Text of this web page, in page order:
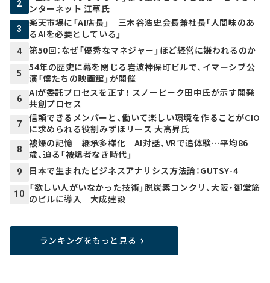
2
ンターネット 江草氏
3
楽天市場に「AI店長」 三木谷浩史会長兼社長「人間味のあ
るAIを必要としている」
4 第50回：なぜ「優秀なマネジャー」ほど経営に嫌われるのか
5
54年の歴史に幕を閉じる岩波神保町ビルで、イマーシブ公
演「僕たちの映画館」が開催
6
AIが委託プロセスを正す！ スノーピーク田中氏が示す開発
共創プロセス
7
信頼できるメンバーと、働いて楽しい環境を作ることがCIO
に求められる役割――みずほリース 大高昇氏
8
被爆の記憶 継承多様化 AI対話、VRで追体験…平均86
歳、迫る「被爆者なき時代」
9 日本で生まれたビジネスアナリシス方法論：GUTSY-4
10
「欲しい人がいなかった技術」脱炭素コンクリ、大阪・御堂筋
のビルに導入 大成建設
ランキングをもっと見る